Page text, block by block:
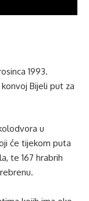
1993.
Bijeli put za
u
će tijekom puta
te 167 hrabrih